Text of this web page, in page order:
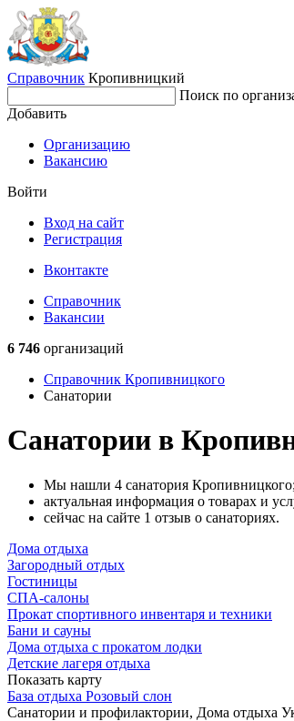
Справочник Кропивницкий
Поиск по
Добавить
Организацию
Вакансию
Войти
Вход на сайт
Регистрация
Вконтакте
Справочник
Вакансии
6 746 организаций
Справочник Кропивницкого
Санатории
Санатории в
Мы нашли 4 санатория Кропивницкого;
актуальная информация о товарах и
сейчас на сайте 1 отзыв о санаториях.
Дома отдыха
Загородный отдых
Гостиницы
СПА-салоны
Прокат спортивного инвентаря и техники
Бани и сауны
Дома отдыха с прокатом лодки
Детские лагеря отдыха
Показать карту
База отдыха Розовый слон
Санатории и профилактории, Дома отдыха